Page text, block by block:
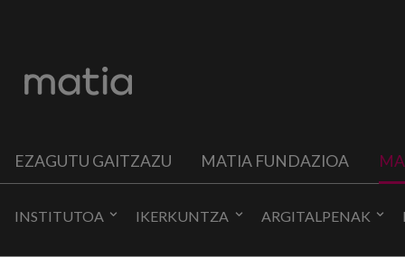
EZAGUTU GAITZAZU MATIA FUNDAZIOA
INSTITUTOA IKERKUNTZA ARGITALPENAK